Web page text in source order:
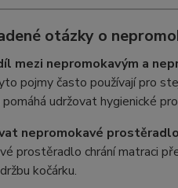
otázky o
mezi nepromokavým a
pojmy často používají pro
udržovat hygienické
nepromokavé
prostěradlo chrání matraci
kočárku.